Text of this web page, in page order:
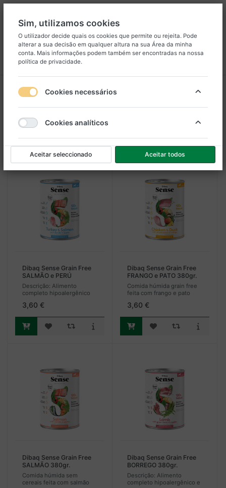
Menu Iniciar sessão
8
Dibaq Sense Grain Free
Filtro
Dibaq Sense Grain Free
SALMÃO e PERÚ
(PUPPY) 380gr.
Descrição: Alimento
completo hipoalergênico
cachorros de todas as raças
meses com di...
3,60 €
Dibaq Sense Grain Free
FRANGO e PATO 380gr.
Comida húmida grain free
feita com frango e pato
e manga. Uma explosão de
vitaminas, pr...
3,60 €
Dibaq Sense Grain Free
SALMÃO 380gr.
Comida húmida sem
cereais feita com salmão
Dibaq Sense Grain Free
BORREGO 380gr.
Descrição: Alimento
completo hipoalergênico e
Sim, utilizamos cookies
O utilizador decide quais os cookies que permite ou rejeita. Pode
alterar a sua decisão em qualquer altura na sua Área da minha
conta. Mais informações podem também ser encontradas na nossa
política de privacidade.
Cookies necessários
Cookies analíticos
Aceitar seleccionado Aceitar todos